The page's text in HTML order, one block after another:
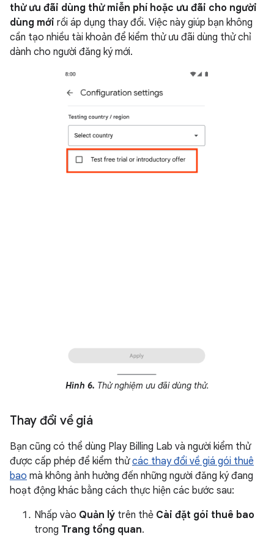
thử ưu đãi dùng thử miễn phí hoặc ưu đãi cho người
dùng mới rồi áp dụng thay đổi. Việc này giúp bạn không
cần tạo nhiều tài khoản để kiểm thử ưu đãi dùng thử chỉ
dành cho người đăng ký mới.
Hình 6. Thử nghiệm ưu đãi dùng thử.
Thay đổi về giá
Bạn cũng có thể dùng Play Billing Lab và người kiểm thử
được cấp phép để kiểm thửcác thay đổi về giá gói thuê
bao mà không ảnh hưởng đến những người đăng ký đang
hoạt động khác bằng cách thực hiện các bước sau:
Nhấp vào Quản lý trên thẻ Cài đặt gói thuê bao
trong Trang tổng quan.